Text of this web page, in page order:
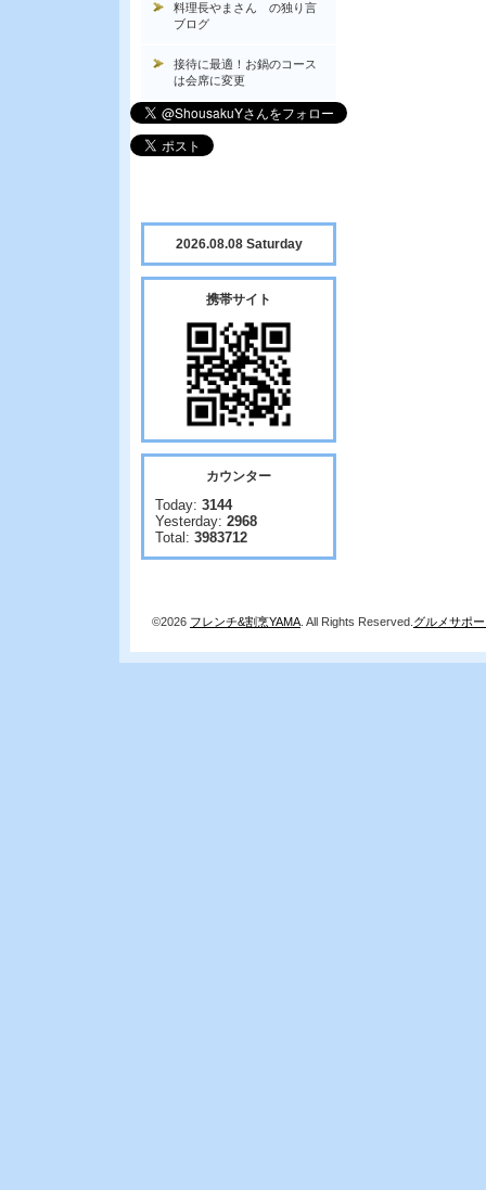
料理長やまさん の独り言
ブログ
接待に最適！お鍋のコース
は会席に変更
2026.08.08 Saturday
携帯サイト
カウンター
Today: 3144
Yesterday: 2968
Total: 3983712
©2026 フレンチ&割烹YAMA . All Rights Reserved. グルメサポ